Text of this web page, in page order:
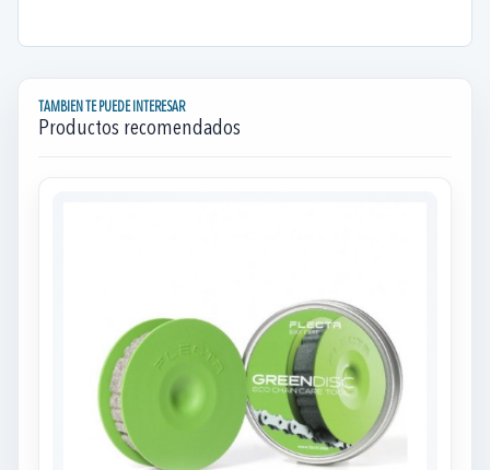
TAMBIEN TE PUEDE INTERESAR
Productos recomendados